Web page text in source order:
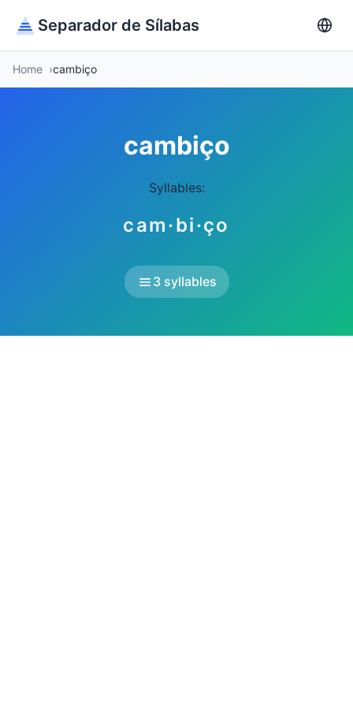
Separador de Sílabas
Home cambiço
cambiço
Syllables:
cam·bi·ço
3 syllables